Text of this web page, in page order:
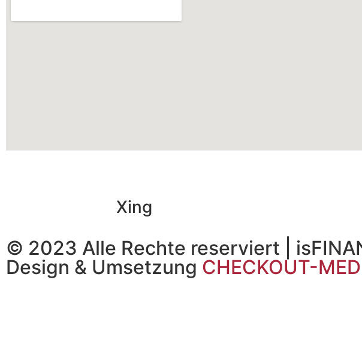
Xing
© 2023 Alle Rechte reserviert |
Design & Umsetzung CHECKOUT-